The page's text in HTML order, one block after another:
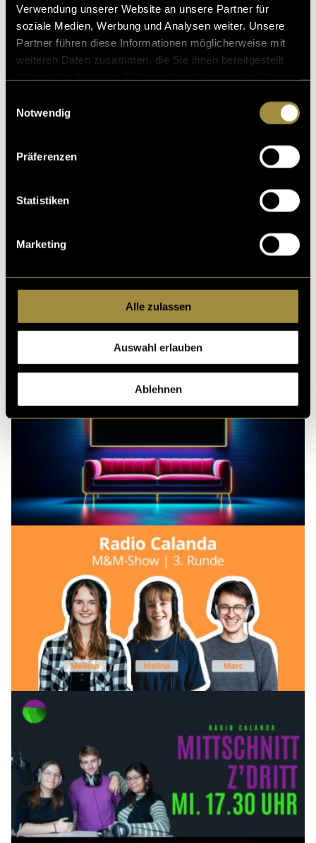
Verwendung unserer Website an unsere Partner für
soziale Medien, Werbung und Analysen weiter. Unsere
Partner führen diese Informationen möglicherweise mit
weiteren Daten zusammen, die Sie ihnen bereitgestellt
Notwendig
Präferenzen
Statistiken
Marketing
Alle zulassen
Auswahl erlauben
Ablehnen
@agimania_
was gitts no???🥹 losed mini neui podcastfolg:)))
spotify: AGI Mania
♬ New Sun – Chihei Hatakeyama
Bitte akzeptiere diestatistik, MarketingCookies um
Ähnliche Artikel